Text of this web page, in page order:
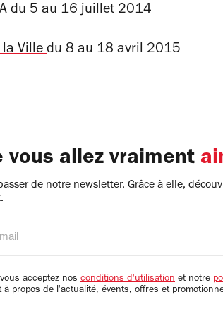
du 5 au 16 juillet 2014
la Villedu 8 au 18 avril 2015
vous allez vraiment
de notre newsletter. Grâce à elle,
acceptez nos conditions d'utilisation et notre
à propos de l'actualité, évents, offres et